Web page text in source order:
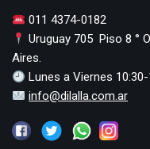
011 4374-0182
Uruguay 705 Piso 8 °
Aires.
Lunes a Viernes
info@dilalla.com.ar